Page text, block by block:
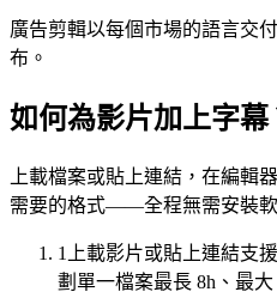
廣告剪輯以每個市場的語言交
布。
如何為影片加上字幕
上載檔案或貼上連結，在編輯
需要的格式——全程無需安裝軟
1 上載影片或貼上連結支
劃單一檔案最長 8h、最